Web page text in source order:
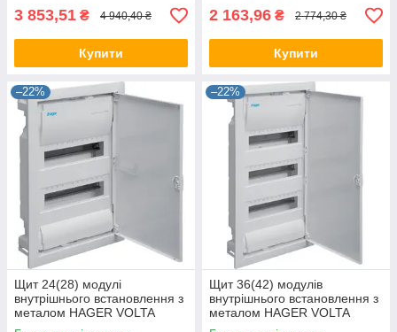
3 853,51 ₴ 4 940,40 ₴
Купити
2 163,96 ₴ 2 774,30 ₴
Купити
–22%
Щит 24(28) модулі
внутрішнього встановлення з
металом HAGER VOLTA
VU24UA, бокс Хагер, шафа
–22%
Щит 36(42) модулів
внутрішнього встановлення з
металом HAGER VOLTA
VU36UA, бокс Хагер, шафа